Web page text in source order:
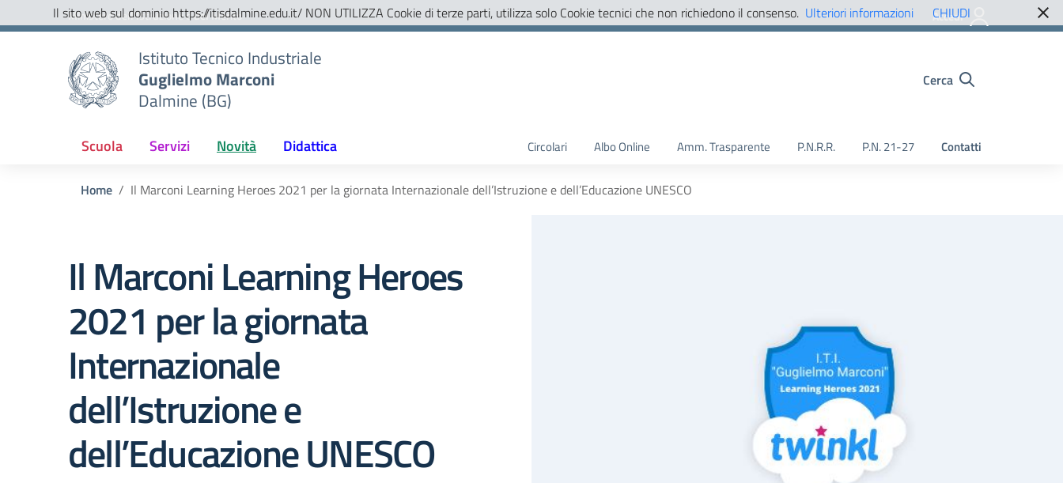
Vai ai contenuti
Vai al menu di navigazione
Vai al footer Ministero dell'Istruzione e del Merito Accedi
Istituto Tecnico Industriale
Guglielmo Marconi
Dalmine (BG)
Cerca
Scuola Servizi Novità Didattica Circolari Albo Online Amm. Trasparente P.N.R.R. P.N. 21-27 Contatti
Home Il Marconi Learning Heroes 2021 per la giornata Internazionale dell’Istruzione e dell’Educazione UNESCO
Il Marconi Learning Heroes
2021 per la giornata
Internazionale
dell’Istruzione e
dell’Educazione UNESCO
Il sito web sul dominio https://itisdalmine.edu.it/ NON UTILIZZA Cookie di terze parti, utilizza solo Cookie tecnici che non richiedono il consenso. Ulteriori informazioni CHIUDI